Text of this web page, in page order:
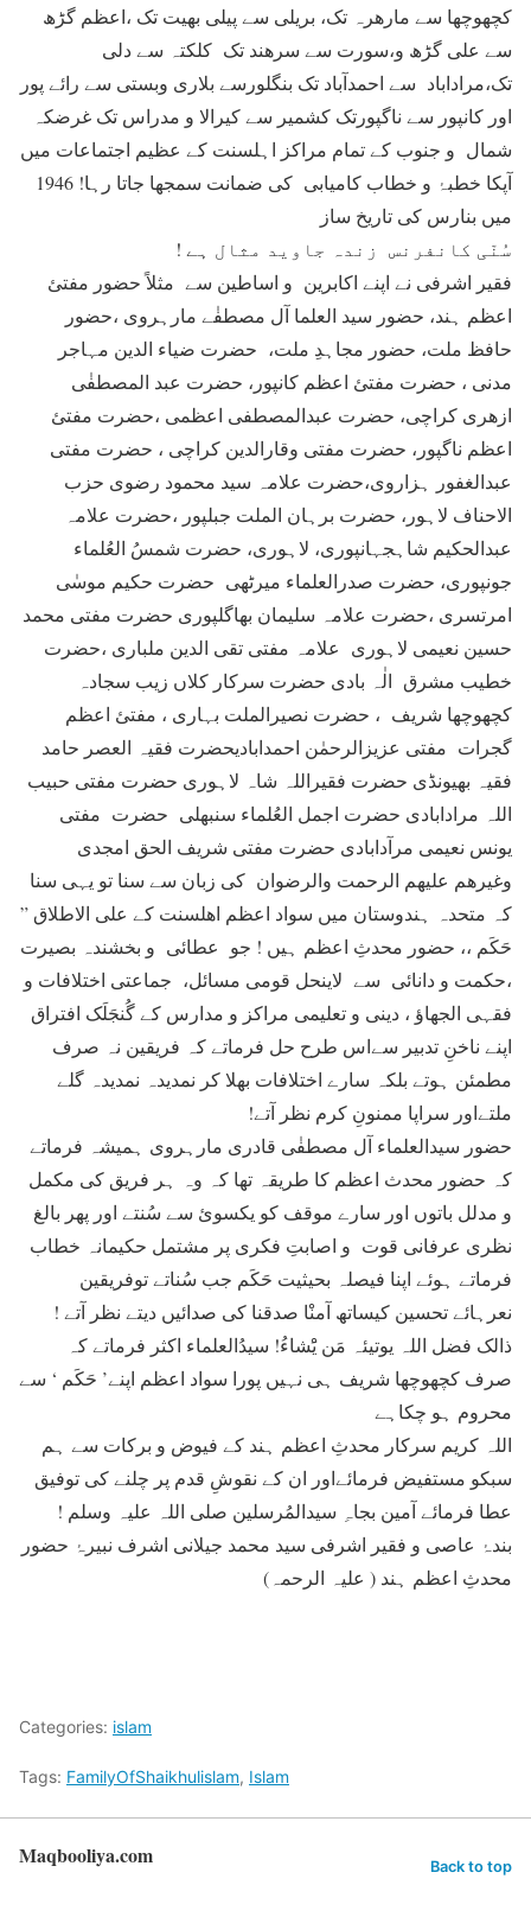
کچھوچھا سے مارھرہ تک، بریلی سے پیلی بھیت تک ،اعظم گڑھ
سے علی گڑھ و،سورت سے سرھند تک کلکتہ سے دلی
تک،مراداباد سے احمدآباد تک بنگلورسے بلاری وبستی سے رائے پور
اور کانپور سے ناگپورتک کشمیر سے کیرالا و مدراس تک غرضکہ
شمال و جنوب کے تمام مراکز اہلسنت کے عظیم اجتماعات میں
آپکا خطبۂ و خطاب کامیابی کی ضمانت سمجھا جاتا رہا! 1946
میں بنارس کی تاریخ ساز
سُنّی کانفرنس زندہ جاوید مثال ہے !
فقیر اشرفی نے اپنے اکابرین و اساطین سے مثلاً حضور مفتئ
اعظم ہند، حضور سید العلما آل مصطفٰے مارہروی ،حضور
حافظ ملت، حضور مجاہدِ ملت، حضرت ضیاء الدین مہاجر
مدنی ، حضرت مفتئ اعظم کانپور، حضرت عبد المصطفٰی
ازھری کراچی، حضرت عبدالمصطفی اعظمی ،حضرت مفتئ
اعظم ناگپور، حضرت مفتی وقارالدین کراچی ، حضرت مفتی
عبدالغفور ہزاروی،حضرت علامہ سید محمود رضوی حزب
الاحناف لاہور، حضرت برہان الملت جبلپور ،حضرت علامہ
عبدالحکیم شاہجہانپوری، لاہوری، حضرت شمسُ العُلماء
جونپوری، حضرت صدرالعلماء میرٹھی حضرت حکیم موسٰی
امرتسری ،حضرت علامہ سلیمان بھاگلپوری حضرت مفتی محمد
حسین نعیمی لاہوری علامہ مفتی تقی الدین ملباری ،حضرت
خطیب مشرق الٰہ بادی حضرت سرکار کلاں زیب سجادہ
کچھوچھا شریف ، حضرت نصیرالملت بہاری ، مفتئ اعظم
گجرات مفتی عزیزالرحمٰن احمدابادیحضرت فقیہ العصر حامد
فقیہ بھیونڈی حضرت فقیراللہ شاہ لاہوری حضرت مفتی حبیب
اللہ مرادابادی حضرت اجمل العُلماء سنبھلی حضرت مفتی
یونس نعیمی مرآدابادی حضرت مفتی شریف الحق امجدی
وغیرھم علیھم الرحمت والرضوان کی زبان سے سنا تو یہی سنا
کہ متحدہ ہندوستان میں سواد اعظم اھلسنت کے علی الاطلاق ”
حَکَم ،، حضور محدثِ اعظم ہیں ! جو عطائی و بخشندہ بصیرت
،حکمت و دانائی سے لاینحل قومی مسائل، جماعتی اختلافات و
فقہی الجھاؤ ، دینی و تعلیمی مراکز و مدارس کے گُنجَلَک افتراق
اپنے ناخنِ تدبیر سےاس طرح حل فرماتے کہ فریقین نہ صرف
مطمئن ہوتے بلکہ سارے اختلافات بھلا کر نمدیدہ نمدیدہ گلے
ملتےاور سراپا ممنونِ کرم نظر آتے!
حضور سیدالعلماء آل مصطفٰی قادری مارہروی ہمیشہ فرماتے
کہ حضور محدث اعظم کا طریقہ تھا کہ وہ ہر فریق کی مکمل
و مدلل باتوں اور سارے موقف کو یکسوئ سے سُنتے اور پھر بالغ
نظری عرفانی قوت و اصابتِ فکری پر مشتمل حکیمانہ خطاب
فرماتے ہوئے اپنا فیصلہ بحیثیت حَکَم جب سُناتے توفریقین
نعرہائے تحسین کیساتھ آمنْا صدقنا کی صدائیں دیتے نظر آتے !
ذالک فضل اللہ یوتیئہ مَن یَْشاءُ! سیدُالعلماء اکثر فرماتے کہ
صرف کچھوچھا شریف ہی نہیں پورا سواد اعظم اپنے’ حَکَم ‘ سے
محروم ہو چکاہے
اللہ کریم سرکار محدثِ اعظم ہند کے فیوض و برکات سے ہم
سبکو مستفیض فرمائےاور ان کے نقوشِ قدم پر چلنے کی توفیق
عطا فرمائے آمین بجاہِ سیدالمُرسلین صلی اللہ علیہ وسلم !
بندۂ عاصی و فقیر اشرفی سید محمد جیلانی اشرف نبیرۂ حضور
محدثِ اعظم ہند ( علیہ الرحمہ)
Categories: islam
Tags: FamilyOfShaikhulislam, Islam
Maqbooliya.com Back to top